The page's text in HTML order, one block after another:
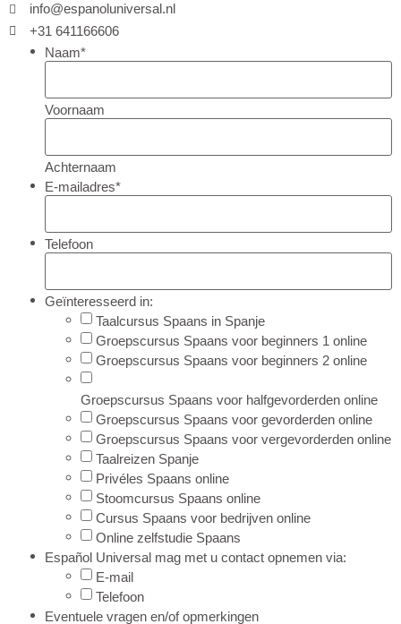
info@espanoluniversal.nl
+31 641166606
Naam*
Voornaam
Achternaam
E-mailadres*
Telefoon
Geïnteresseerd in:
Taalcursus Spaans in Spanje
Groepscursus Spaans voor beginners 1 online
Groepscursus Spaans voor beginners 2 online
Groepscursus Spaans voor halfgevorderden online
Groepscursus Spaans voor gevorderden online
Groepscursus Spaans voor vergevorderden online
Taalreizen Spanje
Privéles Spaans online
Stoomcursus Spaans online
Cursus Spaans voor bedrijven online
Online zelfstudie Spaans
Español Universal mag met u contact opnemen via:
E-mail
Telefoon
Eventuele vragen en/of opmerkingen